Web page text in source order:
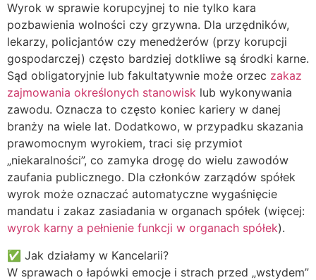
Wyrok w sprawie korupcyjnej to nie tylko kara
pozbawienia wolności czy grzywna. Dla urzędników,
lekarzy, policjantów czy menedżerów (przy korupcji
gospodarczej) często bardziej dotkliwe są środki karne.
Sąd obligatoryjnie lub fakultatywnie może orzec zakaz
zajmowania określonych stanowisk lub wykonywania
zawodu. Oznacza to często koniec kariery w danej
branży na wiele lat. Dodatkowo, w przypadku skazania
prawomocnym wyrokiem, traci się przymiot
„niekaralności”, co zamyka drogę do wielu zawodów
zaufania publicznego. Dla członków zarządów spółek
wyrok może oznaczać automatyczne wygaśnięcie
mandatu i zakaz zasiadania w organach spółek (więcej:
wyrok karny a pełnienie funkcji w organach spółek).
✅ Jak działamy w Kancelarii?
W sprawach o łapówki emocje i strach przed „wstydem”